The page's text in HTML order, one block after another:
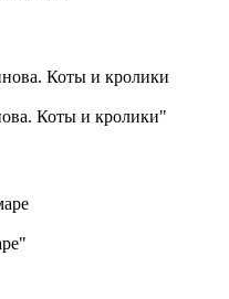
Коты и кролики"